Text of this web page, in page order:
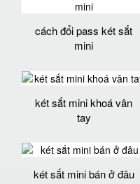
cách đổi pass két sắt
mini
két sắt mini khoá vân
tay
két sắt mini bán ở đâu